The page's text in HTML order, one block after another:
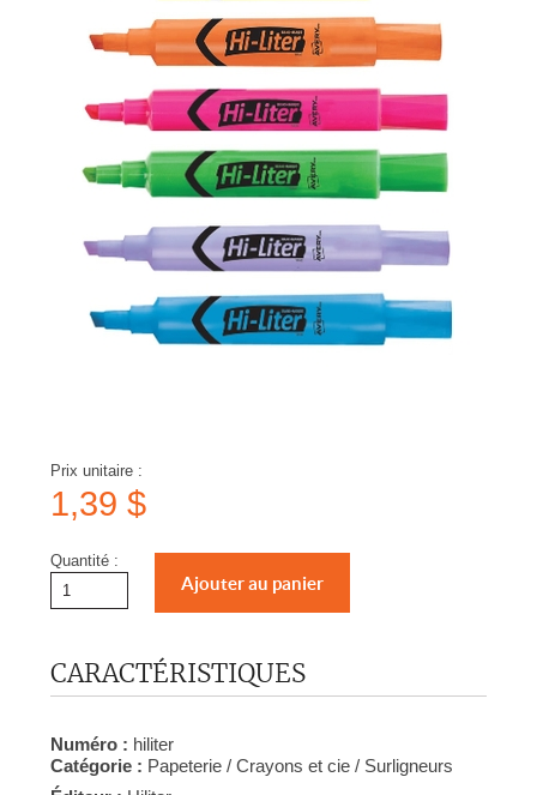
Prix unitaire :
1,39 $
Quantité :
CARACTÉRISTIQUES
Numéro : hiliter
Catégorie : Papeterie / Crayons et cie / Surligneurs